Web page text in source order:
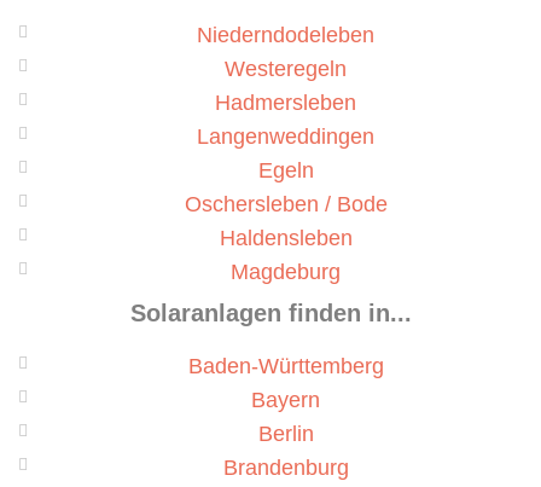
Niederndodeleben
Westeregeln
Hadmersleben
Langenweddingen
Egeln
Oschersleben / Bode
Haldensleben
Magdeburg
Solaranlagen finden in...
Baden-Württemberg
Bayern
Berlin
Brandenburg